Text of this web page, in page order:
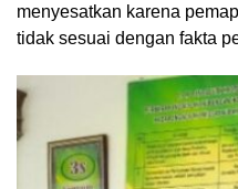
menyesatkan karena
tidak sesuai dengan fakta